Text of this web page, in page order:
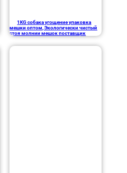
1KG собака угощение упаковка
мешки оптом, Экологически чистый
стоя молнии мешок поставщик